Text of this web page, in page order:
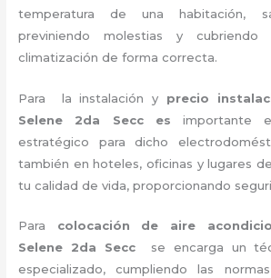
temperatura de una habitación,
previniendo molestias y
climatización de forma correcta.
Para la instalación y precio
Selene 2da Secc esimportante
estratégico para dicho
también en hoteles, oficinas y lugares
tu calidad de vida, proporcionando
Para colocación de aire
Selene 2da Secc
se encarga un
especializado, cumpliendo las